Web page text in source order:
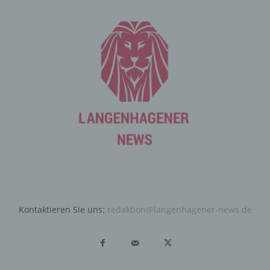
Kontaktieren Sie uns: redaktion@langenhagener-news.de
Benutzers optimiert werden. Cookies ermöglichen uns,
wie bereits erwähnt, die Benutzer unserer Internetseite
wiederzuerkennen. Zweck dieser Wiedererkennung ist
es, den Nutzern die Verwendung unserer Internetseite
zu erleichtern. Der Benutzer einer Internetseite, die
Cookies verwendet, muss beispielsweise nicht bei jedem
Besuch der Internetseite erneut seine Zugangsdaten
eingeben, weil dies von der Internetseite und dem auf
übernommen wird. Ein weiteres Beispiel ist das Cookie
durch unsere Internetseite jederzeit mittels einer
Internetbrowsers verhindern und damit der Setzung von